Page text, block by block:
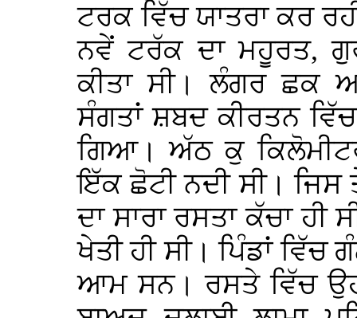
ਟਰਕ ਵਿੱਚ ਯਾਤਰਾ ਕਰ
ਨਵੇਂ ਟਰੱਕ ਦਾ ਮਹੂਰਤ,
ਕੀਤਾ ਸੀ। ਲੰਗਰ ਛਕ
ਸੰਗਤਾਂ ਸ਼ਬਦ ਕੀਰਤਨ
ਗਿਆ। ਅੱਠ ਕੁ
ਇੱਕ ਛੋਟੀ ਨਦੀ ਸੀ।
ਦਾ ਸਾਰਾ ਰਸਤਾ ਕੱਚਾ
ਖੇਤੀ ਹੀ ਸੀ। ਪਿੰਡਾਂ ਵਿੱਚ
ਆਮ ਸਨ। ਰਸਤੇ ਵਿੱਚ ਉਹ